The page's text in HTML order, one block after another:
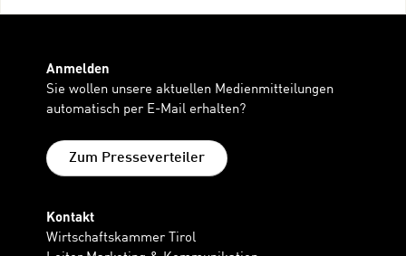
Anmelden
Sie wollen unsere aktuellen Medienmitteilungen
automatisch per E-Mail erhalten?
Zum Presseverteiler
Kontakt
Wirtschaftskammer Tirol